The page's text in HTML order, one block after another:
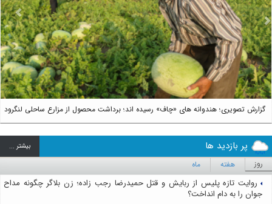
گزارش تصویری؛ هندوانه های «چاف» رسیده اند؛ برداشت محصول از مزارع ساحلی لنگرود
Next
پر بازدید ها بيشتر ...
روز هفته ماه
روایت تازه پلیس از ربایش و قتل حمیدرضا رجب زاده؛ زن بلاگر چگونه مداح
جوان را به دام انداخت؟